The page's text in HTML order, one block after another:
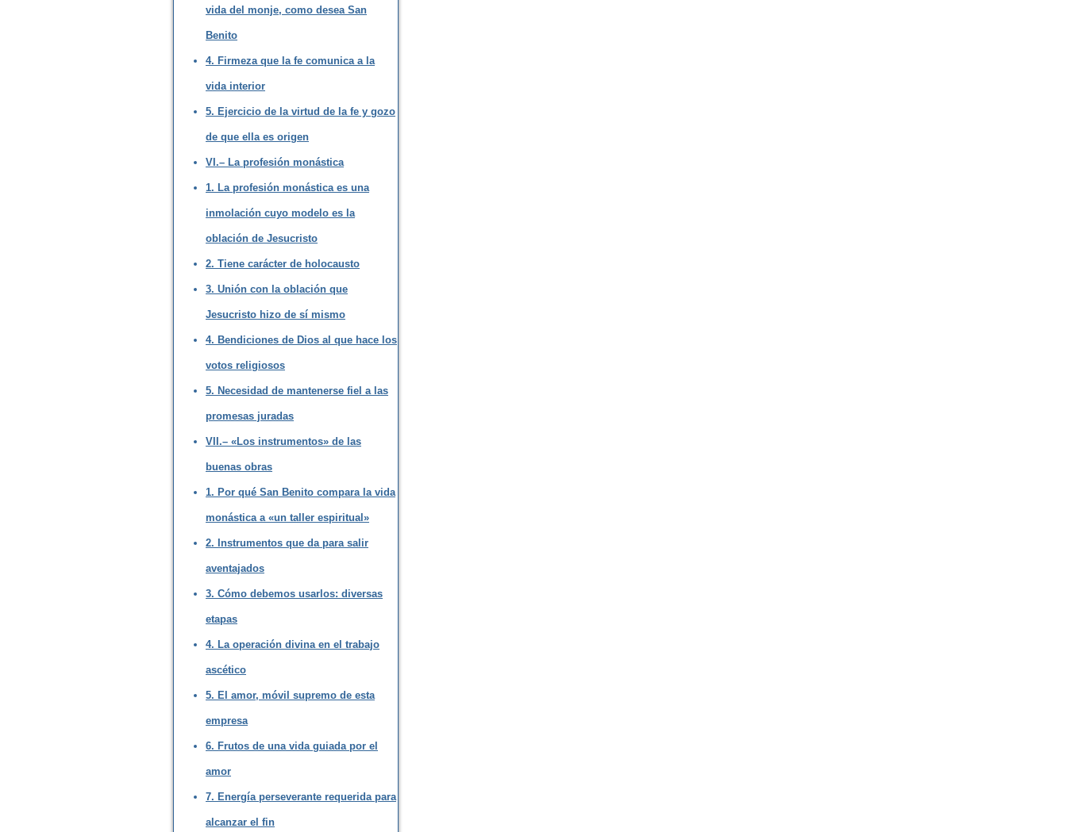
vida del monje, como desea San
Benito
4. Firmeza que la fe comunica a la
vida interior
5. Ejercicio de la virtud de la fe y gozo
de que ella es origen
VI.– La profesión monástica
1. La profesión monástica es una
inmolación cuyo modelo es la
oblación de Jesucristo
2. Tiene carácter de holocausto
3. Unión con la oblación que
Jesucristo hizo de sí mismo
4. Bendiciones de Dios al que hace los
votos religiosos
5. Necesidad de mantenerse fiel a las
promesas juradas
VII.– «Los instrumentos» de las
buenas obras
1. Por qué San Benito compara la vida
monástica a «un taller espiritual»
2. Instrumentos que da para salir
aventajados
3. Cómo debemos usarlos: diversas
etapas
4. La operación divina en el trabajo
ascético
5. El amor, móvil supremo de esta
empresa
6. Frutos de una vida guiada por el
amor
7. Energía perseverante requerida para
alcanzar el fin